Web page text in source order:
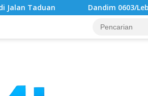
Dandim 0603/Lebak Resmi Buka